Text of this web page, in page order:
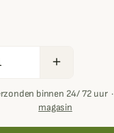
add
binnen 24/ 72 uur·
magasin